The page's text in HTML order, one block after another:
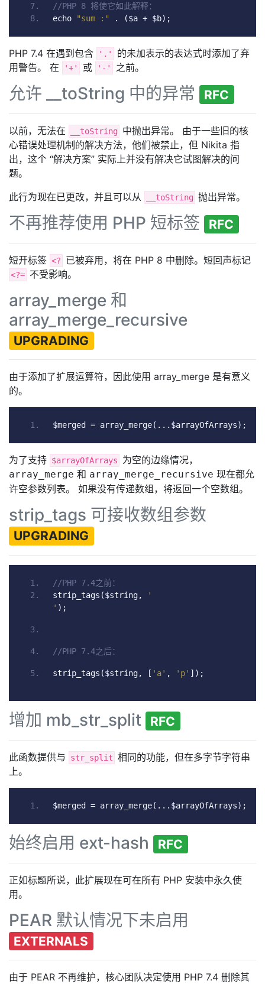
//PHP 8 将使它如此解释：
echo
"sum :" . ($a + $b);
PHP 7.4 在遇到包含 '.'
的未加表示的表达式时添加了弃
用警告。 在
'+' 或 '-' 之前。
允许 __toString 中的异常 RFC
以前，无法在 __toString
中抛出异常。 由于一些旧的核
心错误处理机制的解决方法，他们被禁止，但 Nikita 指
出，这个 “解决方案” 实际上并没有解决它试图解决的问
题。
此行为现在已更改，并且可以从
__toString 抛出异常。
不再推荐使用 PHP 短标签 RFC
短开标签 <? 已被弃用，将在 PHP 8 中删除。短回声标记
<?= 不受影响。
array_merge 和
array_merge_recursive
UPGRADING
由于添加了扩展运算符，因此使用 array_merge 是有意义
的。
$merged = array_merge(... $arrayOfArrays);
为了支持 $arrayOfArrays 为空的边缘情况，
array_merge 和 array_merge_recursive 现在都允
许空参数列表。 如果没有传递数组，将返回一个空数组。
strip_tags 可接收数组参数
UPGRADING
//PHP 7.4之前：
strip_tags ($string,
'
' );
//PHP 7.4之后：
strip_tags ($string, [ 'a' , 'p' ]);
增加 mb_str_split RFC
此函数提供与 str_split 相同的功能，但在多字节字符串
上。
$merged = array_merge(... $arrayOfArrays);
始终启用 ext-hash RFC
正如标题所说，此扩展现在可在所有 PHP 安装中永久使
用。
PEAR 默认情况下未启用
EXTERNALS
由于 PEAR 不再维护，核心团队决定使用 PHP 7.4 删除其